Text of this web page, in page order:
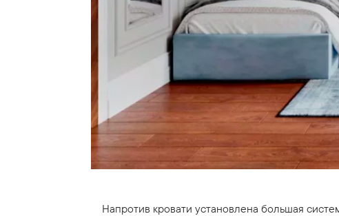
Напротив кровати установлена большая